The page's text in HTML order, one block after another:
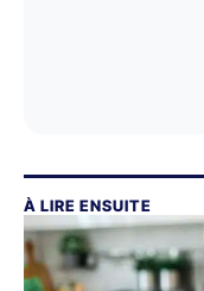
À LIRE ENSUITE